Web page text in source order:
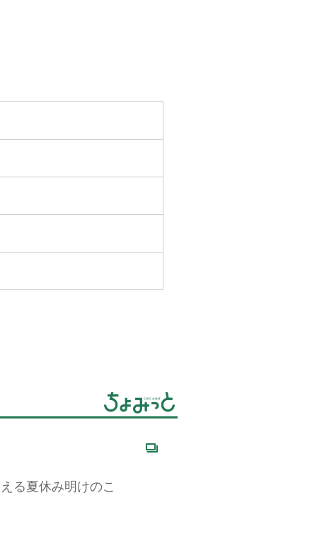
る夏休み明けのこ